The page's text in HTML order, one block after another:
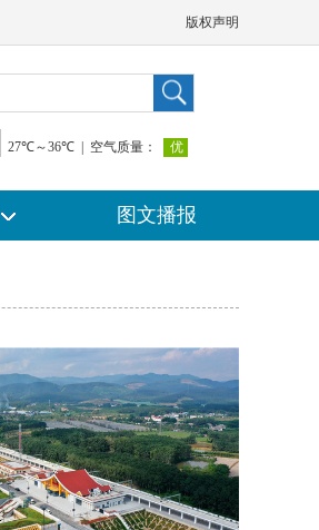
版权声明
图文播报
图文播报